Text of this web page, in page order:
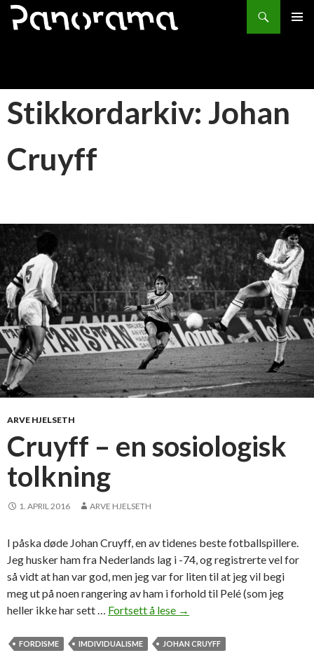
Søk
HOPP
Stikkordarkiv: Johan
Cruyff
ARVE HJELSETH
Cruyff – en sosiologisk
tolkning
1. APRIL 2016 ARVE HJELSETH
I påska døde Johan Cruyff, en av tidenes beste fotballspillere.
Jeg husker ham fra Nederlands lag i -74, og registrerte vel for
så vidt at han var god, men jeg var for liten til at jeg vil begi
meg ut på noen rangering av ham i forhold til Pelé (som jeg
heller ikke har sett … Fortsett å lese C
u
→
FORDISME IMDIVIDUALISME
JOHAN CRUYFF